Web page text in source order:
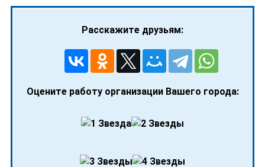
Расскажите друзьям:
Оцените работу организации Вашего города: